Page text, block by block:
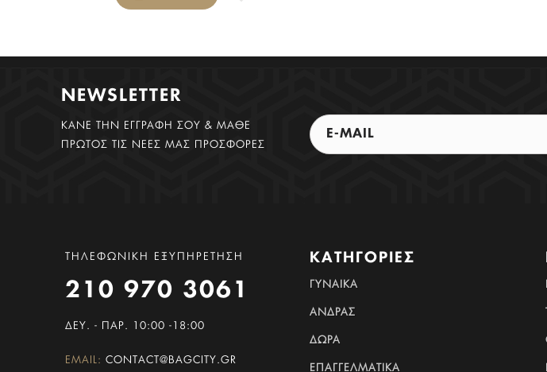
NEWSLETTER
ΚΑΝΕ ΤΗΝ ΕΓΓΡΑΦΗ ΣΟΥ & ΜΑΘΕ
ΠΡΩΤΟΣ ΤΙΣ ΝΕΕΣ ΜΑΣ ΠΡΟΣΦΟΡΕΣ
ΤΗΛΕΦΩΝΙΚΗ ΕΞΥΠΗΡΕΤΗΣΗ
210 970 3061
ΔΕΥ. - ΠΑΡ. 10:00 -18:00
EMAIL: CONTACT@BAGCITY.GR
ΚΑΤΗΓΟΡΊΕΣ
ΓΥΝΑΊΚΑ
ΆΝΔΡΑΣ
ΔΏΡΑ
ΕΠΑΓΓΕΛΜΑΤΙΚΆ